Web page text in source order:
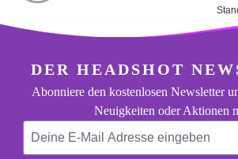
DER HEADSHOT
Abonniere den kostenlosen Newsletter
Neuigkeiten oder Aktionen
Deine E-Mail Adresse eingeben